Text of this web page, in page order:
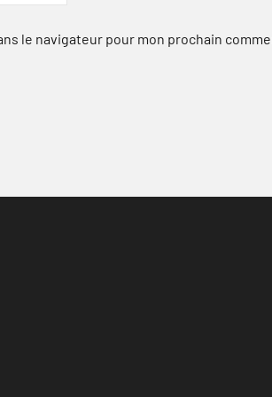
le navigateur pour mon prochain